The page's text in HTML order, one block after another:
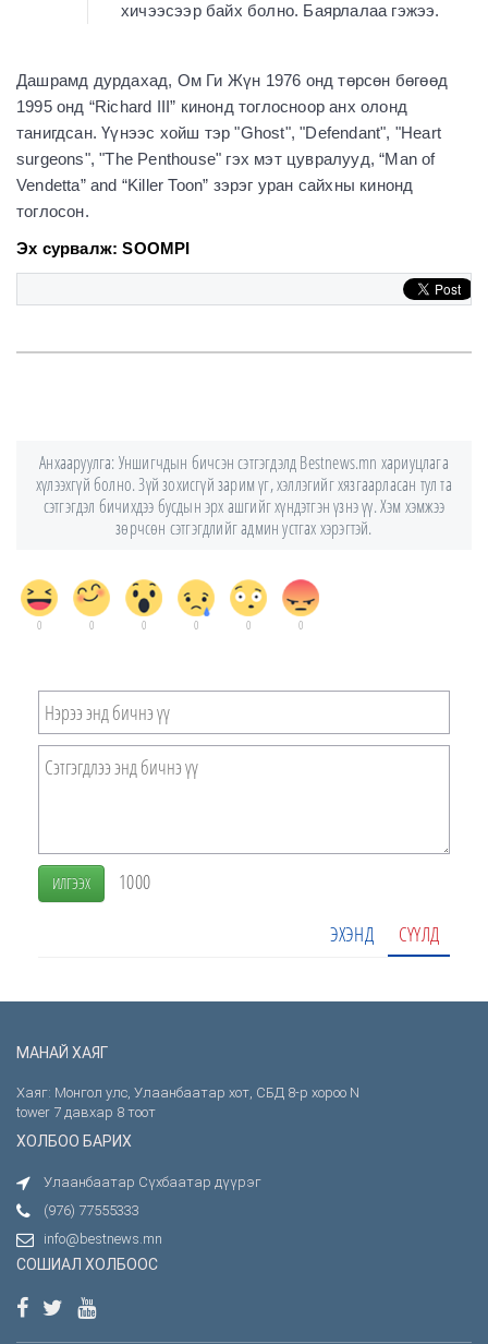
хичээсээр байх болно. Баярлалаа гэжээ.
Дашрамд дурдахад, Ом Ги Жүн 1976 онд төрсөн бөгөөд
1995 онд “Richard III” кинонд тоглосноор анх олонд
танигдсан. Үүнээс хойш тэр "Ghost", "Defendant", "Heart
surgeons", "The Penthouse" гэх мэт цувралууд, “Man of
Vendetta” and “Killer Toon” зэрэг уран сайхны кинонд
тоглосон.
Эх сурвалж: SOOMPI
Анхааруулга: Уншигчдын бичсэн сэтгэгдэлд Bestnews.mn хариуцлага
хүлээхгүй болно. Зүй зохисгүй зарим үг, хэллэгийг хязгаарласан тул та
сэтгэгдэл бичихдээ бусдын эрх ашгийг хүндэтгэн үзнэ үү. Хэм хэмжээ
зөрчсөн сэтгэгдлийг админ устгах хэрэгтэй.
0 0 0 0 0 0
ИЛГЭЭХ 1000
ЭХЭНД СҮҮЛД
МАНАЙ ХАЯГ
Хаяг: Монгол улс, Улаанбаатар хот, СБД 8-р хороо N
tower 7 давхар 8 тоот
ХОЛБОО БАРИХ
Улаанбаатар Сүхбаатар дүүрэг
(976) 77555333
info@bestnews.mn
СОШИАЛ ХОЛБООС